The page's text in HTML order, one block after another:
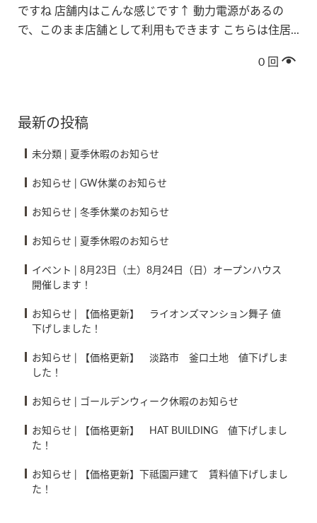
ですね 店舗内はこんな感じです↑ 動力電源があるの
で、このまま店舗として利用もできます こちらは住居...
0 回
最新の投稿
未分類 | 夏季休暇のお知らせ
お知らせ | GW休業のお知らせ
お知らせ | 冬季休業のお知らせ
お知らせ | 夏季休暇のお知らせ
イベント | 8月23日（土）8月24日（日）オープンハウス
開催します！
お知らせ | 【価格更新】 ライオンズマンション舞子 値
下げしました！
お知らせ | 【価格更新】 淡路市 釜口土地 値下げしま
した！
お知らせ | ゴールデンウィーク休暇のお知らせ
お知らせ | 【価格更新】 HAT BUILDING 値下げしまし
た！
お知らせ | 【価格更新】下祗園戸建て 賃料値下げしまし
た！